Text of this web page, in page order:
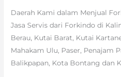
Daerah Kami dalam Menjual
Jasa Servis dari Forkindo di
Berau, Kutai Barat, Kutai
Mahakam Ulu, Paser, Penajam
Balikpapan, Kota Bontang dan